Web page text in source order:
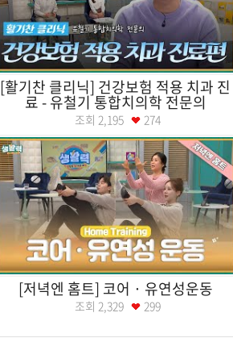
[활기찬 클리닉] 건강보험 적용 치과 진
료 - 유철기 통합치의학 전문의
조회 2,195 274
[저녁엔 홈트] 코어 · 유연성운동
조회 2,329 299